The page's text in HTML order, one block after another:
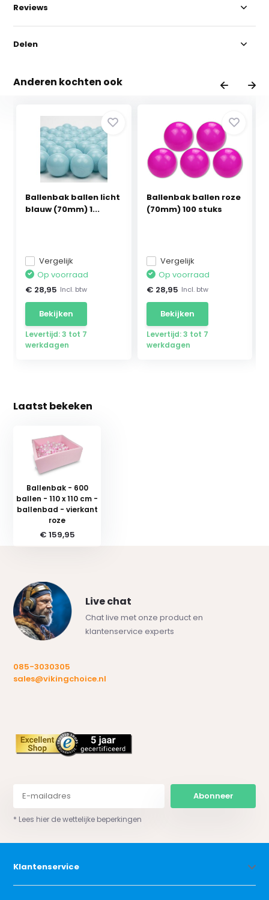
Reviews
Delen
Anderen kochten ook
Ballenbak ballen licht
blauw (70mm) 1...
Vergelijk
Op voorraad
€ 28,95 Incl. btw
Bekijken
Levertijd: 3 tot 7
werkdagen
Ballenbak ballen roze
(70mm) 100 stuks
Vergelijk
Op voorraad
€ 28,95 Incl. btw
Bekijken
Levertijd: 3 tot 7
werkdagen
Laatst bekeken
Ballenbak - 600
ballen - 110 x 110 cm -
ballenbad - vierkant
roze
€ 159,95
Live chat
Chat live met onze product en
klantenservice experts
085-3030305
sales@vikingchoice.nl
Abonneer
* Lees hier de wettelijke beperkingen
Klantenservice